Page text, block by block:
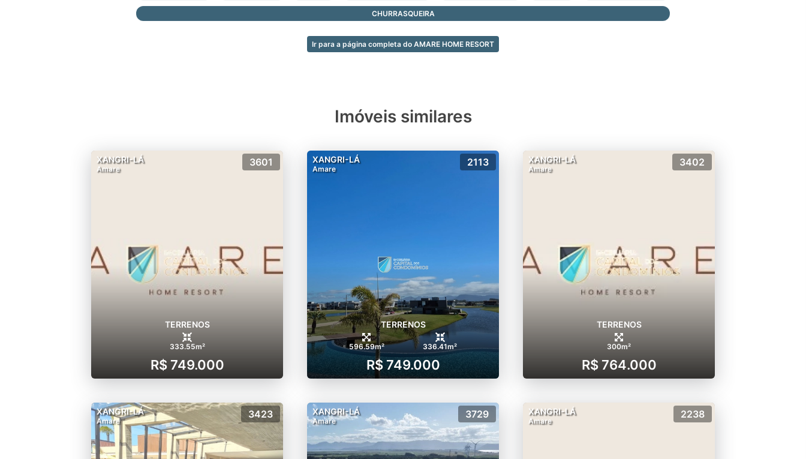
-Quiosque de convivência com churrasqueira;
-Praça;
-Sala de reunião/ cowork;
CHURRASQUEIRA
Ir para a página completa do AMARE HOME RESORT
Imóveis similares
XANGRI-LÁ
Amare
3601
TERRENOS
333.55m²
R$ 749.000
XANGRI-LÁ
Amare
2113
TERRENOS
596.59m² 336.41m²
R$ 749.000
XANGRI-LÁ
Amare
3402
TERRENOS
300m²
R$ 764.000
XANGRI-LÁ
Amare
3423 XANGRI-LÁ
Amare
3729 XANGRI-LÁ
Amare
2238